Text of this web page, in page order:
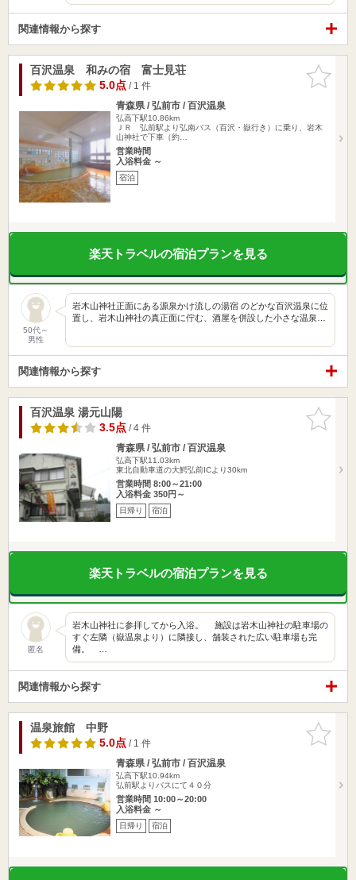
関連情報から探す
お気に入
りに追加
百沢温泉 和みの宿 富士見荘
5.0点/ 1 件
青森県 / 弘前市 / 百沢温泉
弘高下駅10.86km
ＪＲ 弘前駅より弘南バス（百沢・嶽行き）に乗り、岩木
山神社で下車（約…
営業時間
入浴料金 ～
宿泊
楽天トラベルの宿泊プランを見る
50代～
男性
岩木山神社正面にある源泉かけ流しの湯宿 のどかな百沢温泉に位
置し、岩木山神社の真正面に佇む、酒屋を併設した小さな温泉…
関連情報から探す
お気に入
りに追加
百沢温泉 湯元山陽
3.5点/ 4 件
青森県 / 弘前市 / 百沢温泉
弘高下駅11.03km
東北自動車道の大鰐弘前ICより30km
営業時間 8:00～21:00
入浴料金 350円～
日帰り 宿泊
楽天トラベルの宿泊プランを見る
匿名
岩木山神社に参拝してから入浴。 施設は岩木山神社の駐車場の
すぐ左隣（嶽温泉より）に隣接し、舗装された広い駐車場も完
備。 …
関連情報から探す
お気に入
りに追加
温泉旅館 中野
5.0点/ 1 件
青森県 / 弘前市 / 百沢温泉
弘高下駅10.94km
弘前駅よりバスにて４０分
営業時間 10:00～20:00
入浴料金 ～
日帰り 宿泊